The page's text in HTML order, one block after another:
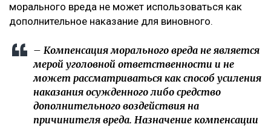
морального вреда не может использоваться как
дополнительное наказание для виновного.
– Компенсация морального вреда не является
мерой уголовной ответственности и не
может рассматриваться как способ усиления
наказания осужденного либо средство
дополнительного воздействия на
причинителя вреда. Назначение компенсации